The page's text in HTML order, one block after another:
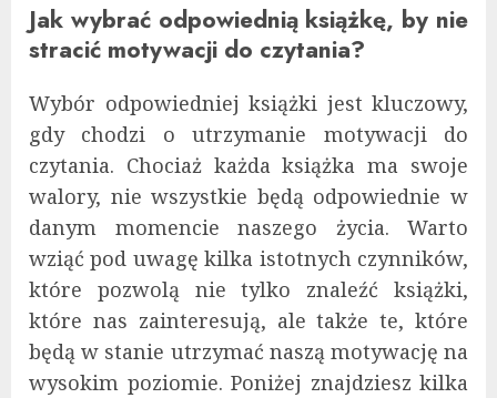
Jak wybrać odpowiednią książkę, by nie
stracić motywacji do czytania?
Wybór odpowiedniej książki jest kluczowy,
gdy chodzi o utrzymanie motywacji do
czytania. Chociaż każda książka ma swoje
walory, nie wszystkie będą odpowiednie w
danym momencie naszego życia. Warto
wziąć pod uwagę kilka istotnych czynników,
które pozwolą nie tylko znaleźć książki,
które nas zainteresują, ale także te, które
będą w stanie utrzymać naszą motywację na
wysokim poziomie. Poniżej znajdziesz kilka